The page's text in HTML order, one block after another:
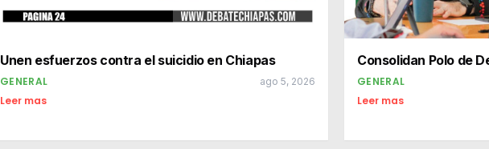
Unen esfuerzos contra el suicidio en Chiapas
GENERAL ago 5, 2026
Leer mas
Consolidan Polo de
GENERAL
Leer mas